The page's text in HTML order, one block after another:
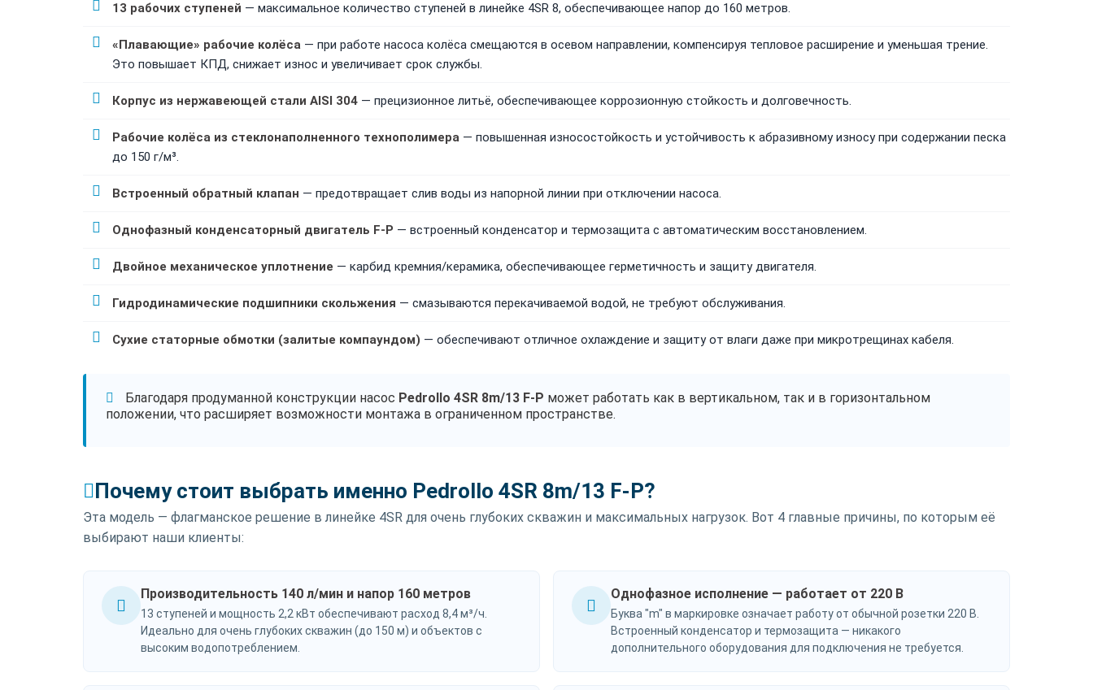
13 рабочих ступеней — максимальное количество ступеней в линейке 4SR 8, обеспечивающее напор до 160 метров.
«Плавающие» рабочие колёса — при работе насоса колёса смещаются в осевом направлении, компенсируя тепловое расширение и уменьшая трение.
Это повышает КПД, снижает износ и увеличивает срок службы.
Корпус из нержавеющей стали AISI 304 — прецизионное литьё, обеспечивающее коррозионную стойкость и долговечность.
Рабочие колёса из стеклонаполненного технополимера — повышенная износостойкость и устойчивость к абразивному износу при содержании песка
до 150 г/м³.
Встроенный обратный клапан — предотвращает слив воды из напорной линии при отключении насоса.
Однофазный конденсаторный двигатель F-P — встроенный конденсатор и термозащита с автоматическим восстановлением.
Двойное механическое уплотнение — карбид кремния/керамика, обеспечивающее герметичность и защиту двигателя.
Гидродинамические подшипники скольжения — смазываются перекачиваемой водой, не требуют обслуживания.
Сухие статорные обмотки (залитые компаундом) — обеспечивают отличное охлаждение и защиту от влаги даже при микротрещинах кабеля.
Благодаря продуманной конструкции насос Pedrollo 4SR 8m/13 F-P может работать как в вертикальном, так и в горизонтальном
положении, что расширяет возможности монтажа в ограниченном пространстве.
Почему стоит выбрать именно Pedrollo 4SR 8m/13 F-P?
Эта модель — флагманское решение в линейке 4SR для очень глубоких скважин и максимальных нагрузок. Вот 4 главные причины, по которым её
выбирают наши клиенты:
Производительность 140 л/мин и напор 160 метров
13 ступеней и мощность 2,2 кВт обеспечивают расход 8,4 м³/ч.
Идеально для очень глубоких скважин (до 150 м) и объектов с
высоким водопотреблением.
Однофазное исполнение — работает от 220 В
Буква "m" в маркировке означает работу от обычной розетки 220 В.
Встроенный конденсатор и термозащита — никакого
дополнительного оборудования для подключения не требуется.